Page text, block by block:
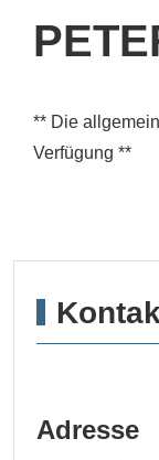
Adresse
** Die
Verfügung **